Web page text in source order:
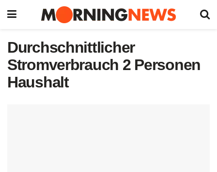
Durchschnittlicher
Stromverbrauch 2 Personen
Haushalt